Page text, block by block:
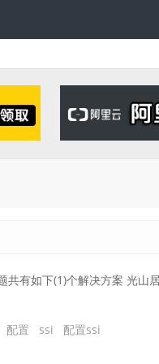
共有如下(1)个解决方案 光山
配置 ssi 配置ssi